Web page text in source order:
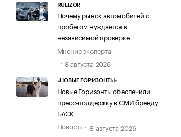
RULIZOR
Почему рынок автомобилей с
пробегом нуждается в
независимой проверке
Мнение эксперта
8 августа 2026
«НОВЫЕ ГОРИЗОНТЫ»
Новые Горизонты обеспечили
пресс-поддержку в СМИ бренду
БАСК
Новость
8 августа 2026